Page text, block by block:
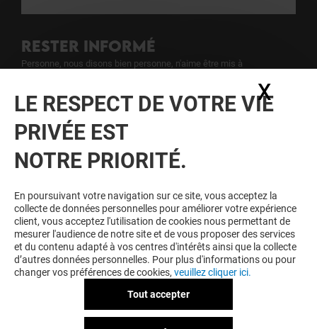
RESTER INFORMÉ
Personne, nous disons bien personne, n'aime être mis à
Voir notre politique de protection des
données personelles .
TOUJOURS GAGNANT EN ÉTANT
FIDELE
Devenez membre de O'Parinor & Moi pour bénéficier
d'avantages, d'offres et de services exclusifs dans
votre Centre Commercial O'Parinor et chez nos
partenaires.
LE RESPECT DE VOTRE VIE
PRIVÉE EST
NOTRE PRIORITÉ.
En poursuivant votre navigation sur ce site, vous acceptez la
collecte de données personnelles pour améliorer votre expérience
client, vous acceptez l'utilisation de cookies nous permettant de
mesurer l'audience de notre site et de vous proposer des services
et du contenu adapté à vos centres d'intérêts ainsi que la collecte
d’autres données personnelles. Pour plus d'informations ou pour
changer vos préférences de cookies, veuillez cliquer ici.
Tout accepter
X